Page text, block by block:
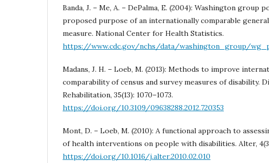
Banda, J. – Me, A. – DePalma, E. (2004): Washington group
proposed purpose of an internationally comparable
measure. National Center for Health Statistics.
https://www.cdc.gov/nchs/data/washington_group/
Madans, J. H. – Loeb, M. (2013): Methods to improve
comparability of census and survey measures of disability.
Rehabilitation, 35(13): 1070–1073.
https://doi.org/10.3109/09638288.2012.720353
Mont, D. – Loeb, M. (2010): A functional approach to
of health interventions on people with disabilities. Alter,
https://doi.org/10.1016/j.alter.2010.02.010